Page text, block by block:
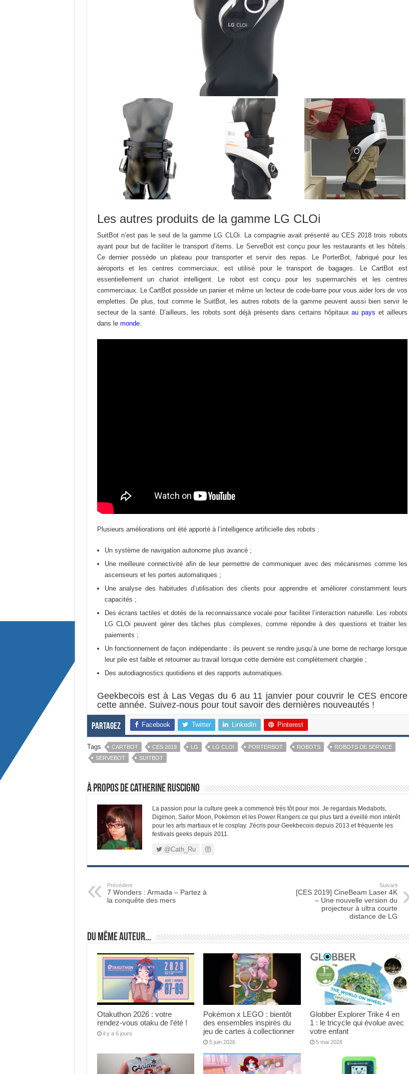
Les autres produits de la gamme LG CLOi
SuitBot n’est pas le seul de la gamme LG CLOi. La compagnie avait présenté au CES 2018 trois robots
ayant pour but de faciliter le transport d’items. Le ServeBot est conçu pour les restaurants et les hôtels.
Ce dernier possède un plateau pour transporter et servir des repas. Le PorterBot, fabriqué pour les
aéroports et les centres commerciaux, est utilisé pour le transport de bagages. Le CartBot est
essentiellement un chariot intelligent. Le robot est conçu pour les supermarchés et les centres
commerciaux. Le CartBot possède un panier et même un lecteur de code-barre pour vous aider lors de vos
emplettes. De plus, tout comme le SuitBot, les autres robots de la gamme peuvent aussi bien servir le
secteur de la santé. D’ailleurs, les robots sont déjà présents dans certains hôpitauxau pays et ailleurs
dans le monde.
Plusieurs améliorations ont été apporté à l’intelligence artificielle des robots :
Un système de navigation autonome plus avancé ;
Une meilleure connectivité afin de leur permettre de communiquer avec des mécanismes comme les
ascenseurs et les portes automatiques ;
Une analyse des habitudes d’utilisation des clients pour apprendre et améliorer constamment leurs
capacités ;
Des écrans tactiles et dotés de la reconnaissance vocale pour faciliter l’interaction naturelle. Les robots
LG CLOi peuvent gérer des tâches plus complexes, comme répondre à des questions et traiter les
paiements ;
Un fonctionnement de façon indépendante : ils peuvent se rendre jusqu’à une borne de recharge lorsque
leur pile est faible et retourner au travail lorsque cette dernière est complètement chargée ;
Des autodiagnostics quotidiens et des rapports automatiques.
Geekbecois est à Las Vegas du 6 au 11 janvier pour couvrir le CES encore
cette année. Suivez-nous pour tout savoir des dernières nouveautés !
Partagez Facebook Twitter LinkedIn Pinterest
Tags CARTBOT CES 2019 LG LG CLOI PORTERBOT ROBOTS
ROBOTS DE SERVICE
SERVEBOT
SUITBOT
À propos de Catherine Ruscigno
La passion pour la culture geek a commencé très tôt pour moi. Je regardais Medabots,
Digimon, Sailor Moon, Pokémon et les Power Rangers ce qui plus tard a éveillé mon intérêt
pour les arts martiaux et le cosplay. J'écris pour Geekbecois depuis 2013 et fréquente les
festivals geeks depuis 2011.
@Cath_Ru
Précédent
7 Wonders : Armada – Partez à
la conquête des mers
Suivant
[CES 2019] CineBeam Laser 4K
– Une nouvelle version du
projecteur à ultra courte
distance de LG
Du même auteur...
Otakuthon 2026 : votre
rendez-vous otaku de l’été !
il y a 6 jours
Pokémon x LEGO : bientôt
des ensembles inspirés du
jeu de cartes à collectionner
5 juin 2026
Globber Explorer Trike 4 en
1 : le tricycle qui évolue avec
votre enfant
5 mai 2026